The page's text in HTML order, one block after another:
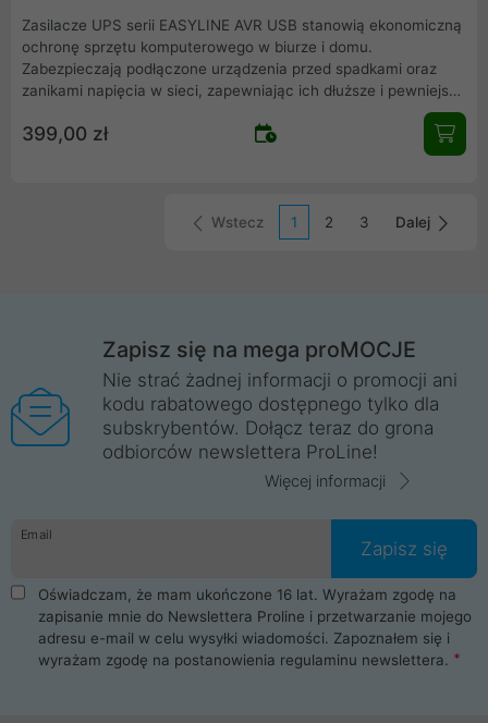
Zasilacze UPS serii EASYLINE AVR USB stanowią ekonomiczną
ochronę sprzętu komputerowego w biurze i domu.
Zabezpieczają podłączone urządzenia przed spadkami oraz
zanikami napięcia w sieci, zapewniając ich dłuższe i pewniejsze
działanie. Głównym przeznaczeniem zasilaczy z serii EASYLINE
AVR USB jest zabezpieczenie przed niekontrolowaną utratą
zasilania: komputerów PC, stanowisk DTP i stacji roboczych,
399,00 zł
Wstecz 1 2 3 Dalej
Zapisz się na mega proMOCJE
Nie strać żadnej informacji o promocji ani
kodu rabatowego dostępnego tylko dla
subskrybentów. Dołącz teraz do grona
odbiorców newslettera ProLine!
Więcej informacji
Email
Zapisz się
Oświadczam, że mam ukończone 16 lat. Wyrażam zgodę na
zapisanie mnie do Newslettera Proline i przetwarzanie mojego
adresu e-mail w celu wysyłki wiadomości. Zapoznałem się i
wyrażam zgodę na postanowienia regulaminu newslettera.